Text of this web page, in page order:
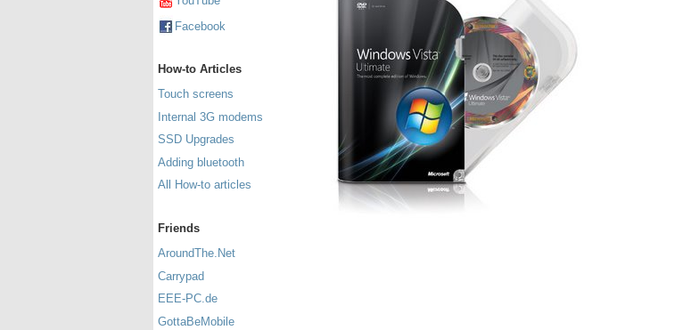
Facebook
How-to Articles
Touch screens
Internal 3G modems
SSD Upgrades
Adding bluetooth
All How-to articles
Friends
AroundThe.Net
Carrypad
EEE-PC.de
GottaBeMobile